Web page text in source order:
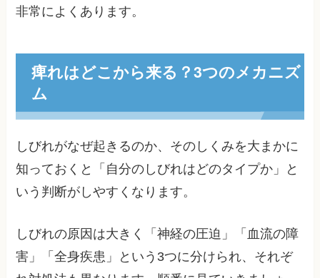
非常によくあります。
痺れはどこから来る？3つのメカニズ
ム
しびれがなぜ起きるのか、そのしくみを大まかに
知っておくと「自分のしびれはどのタイプか」と
いう判断がしやすくなります。
しびれの原因は大きく「神経の圧迫」「血流の障
害」「全身疾患」という3つに分けられ、それぞ